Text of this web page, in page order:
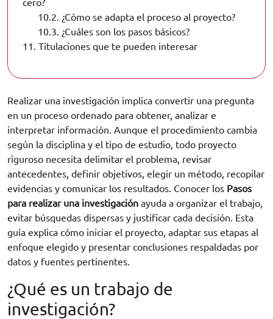
cero?
10.2. ¿Cómo se adapta el proceso al proyecto?
10.3. ¿Cuáles son los pasos básicos?
11. Titulaciones que te pueden interesar
Realizar una investigación implica convertir una pregunta
en un proceso ordenado para obtener, analizar e
interpretar información. Aunque el procedimiento cambia
según la disciplina y el tipo de estudio, todo proyecto
riguroso necesita delimitar el problema, revisar
antecedentes, definir objetivos, elegir un método, recopilar
evidencias y comunicar los resultados. Conocer los Pasos
para realizar una investigación ayuda a organizar el trabajo,
evitar búsquedas dispersas y justificar cada decisión. Esta
guía explica cómo iniciar el proyecto, adaptar sus etapas al
enfoque elegido y presentar conclusiones respaldadas por
datos y fuentes pertinentes.
¿Qué es un trabajo de
investigación?